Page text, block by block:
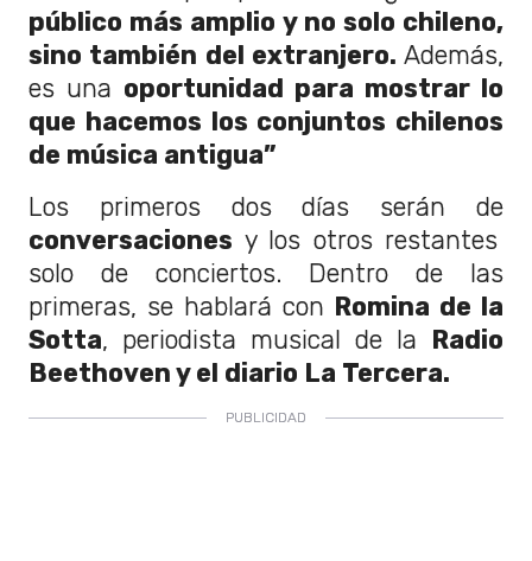
público más amplio y no solo chileno,
sino también del extranjero. Además,
es una oportunidad para mostrar lo
que hacemos los conjuntos chilenos
de música antigua”
Los primeros dos días serán de
conversaciones y los otros restantes
solo de conciertos. Dentro de las
primeras, se hablará con Romina de la
Sotta, periodista musical de la Radio
Beethoven y el diario La Tercera.